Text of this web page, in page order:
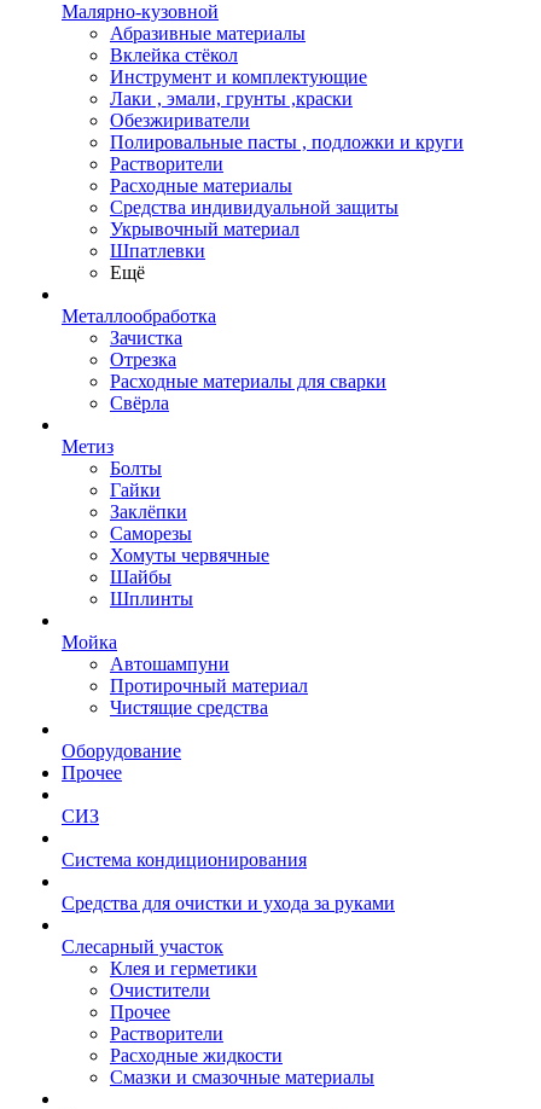
Малярно-кузовной
Абразивные материалы
Вклейка стёкол
Инструмент и комплектующие
Лаки , эмали, грунты ,краски
Обезжириватели
Полировальные пасты , подложки и круги
Растворители
Расходные материалы
Средства индивидуальной защиты
Укрывочный материал
Шпатлевки
Ещё
Металлообработка
Зачистка
Отрезка
Расходные материалы для сварки
Свёрла
Метиз
Болты
Гайки
Заклёпки
Саморезы
Хомуты червячные
Шайбы
Шплинты
Мойка
Автошампуни
Протирочный материал
Чистящие средства
Оборудование
Прочее
СИЗ
Система кондиционирования
Средства для очистки и ухода за руками
Слесарный участок
Клея и герметики
Очистители
Прочее
Растворители
Расходные жидкости
Смазки и смазочные материалы